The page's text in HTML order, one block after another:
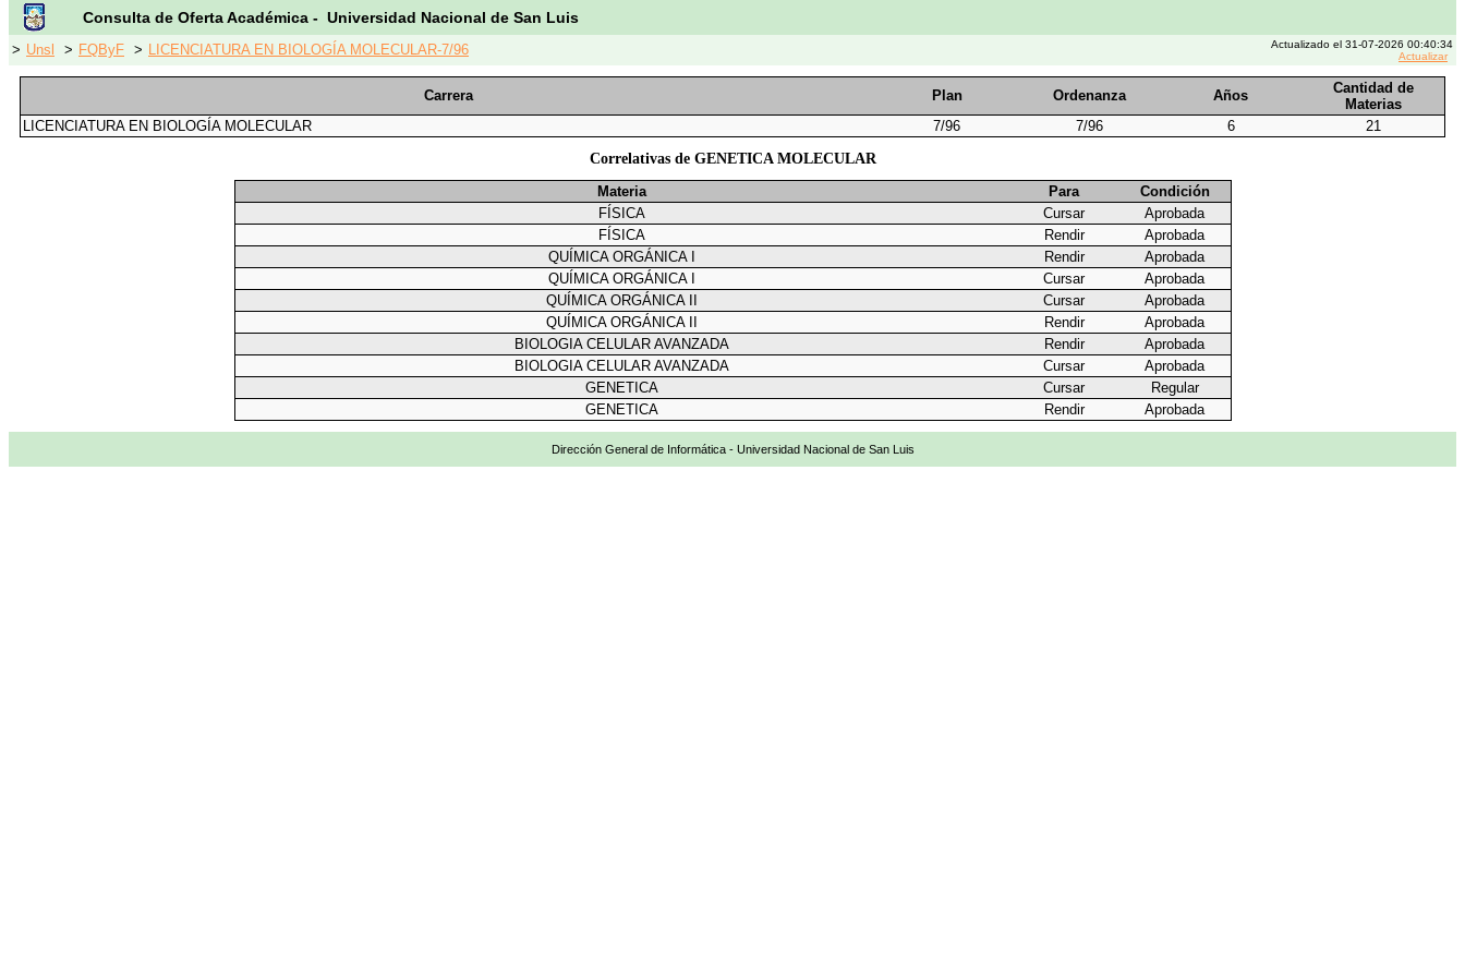
Consulta de Oferta Académica - Universidad Nacional de San Luis
> Unsl > FQByF > LICENCIATURA EN BIOLOGÍA MOLECULAR-7/96
Actualizado el 31-07-2026 00:40:34
Actualizar
Carrera Plan Ordenanza Años
Cantidad de
Materias
LICENCIATURA EN BIOLOGÍA MOLECULAR
7/96 7/96 6
21
Correlativas de GENETICA MOLECULAR
Materia Para
Condición
FÍSICA
Cursar
Aprobada
FÍSICA
Rendir
Aprobada
QUÍMICA ORGÁNICA I
Rendir
Aprobada
QUÍMICA ORGÁNICA I
Cursar
Aprobada
QUÍMICA ORGÁNICA II
Cursar
Aprobada
QUÍMICA ORGÁNICA II
Rendir
Aprobada
BIOLOGIA CELULAR AVANZADA
Rendir
Aprobada
BIOLOGIA CELULAR AVANZADA
Cursar
Aprobada
GENETICA
Cursar
Regular
GENETICA
Rendir Aprobada
Dirección General de Informática - Universidad Nacional de San Luis